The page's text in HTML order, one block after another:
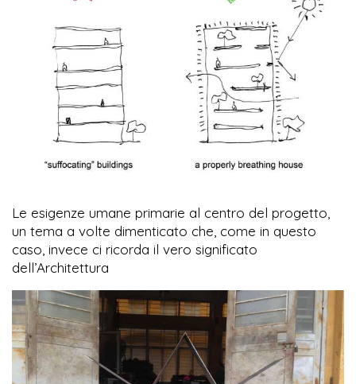
Le esigenze umane primarie al centro del progetto,
un tema a volte dimenticato che, come in questo
caso, invece ci ricorda il vero significato
dell’Architettura